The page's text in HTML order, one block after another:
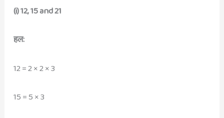
(i) 12, 15 and 21
हल:
12 = 2 × 2 × 3
15 = 5 × 3